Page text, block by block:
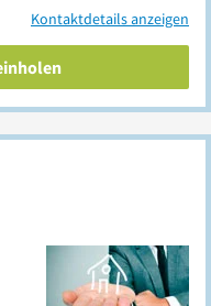
Kontaktdetails anzeigen